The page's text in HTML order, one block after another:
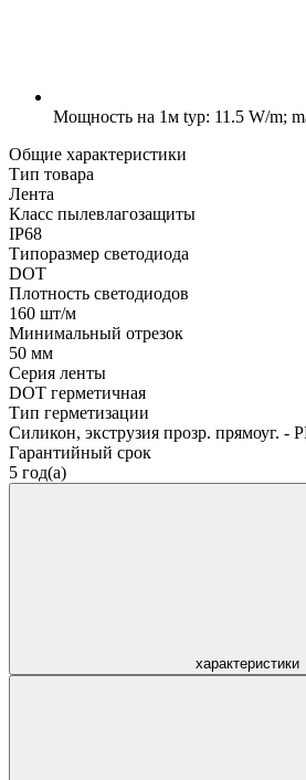
Мощность на 1м typ: 11.5 W/m;
Общие характеристики
Тип товара
Лента
Класс пылевлагозащиты
IP68
Типоразмер светодиода
DOT
Плотность светодиодов
160 шт/м
Минимальный отрезок
50 мм
Серия ленты
DOT герметичная
Тип герметизации
Силикон, экструзия прозр. прямоуг. -
Гарантийный срок
5 год(а)
характеристики